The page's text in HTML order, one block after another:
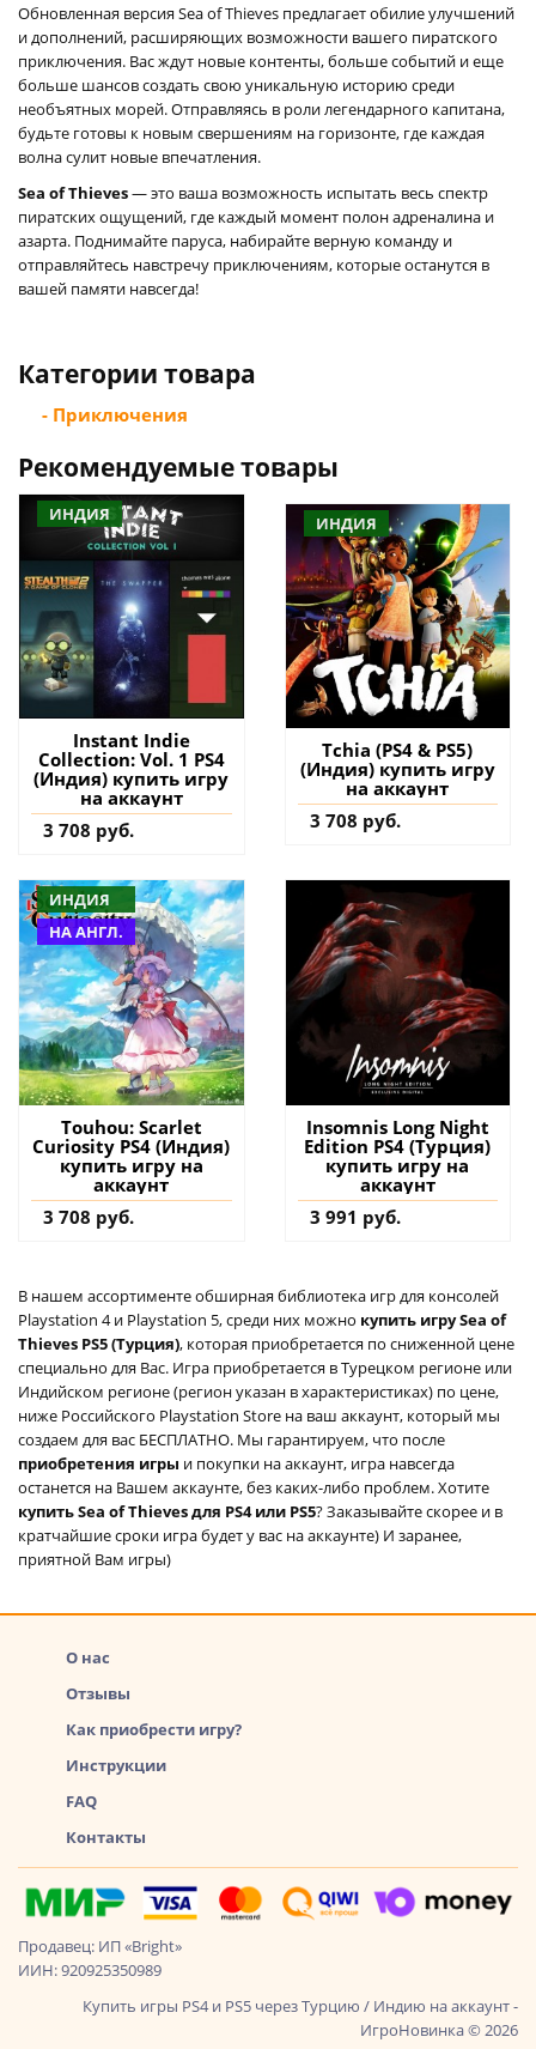
Обновленная версия Sea of Thieves предлагает обилие улучшений
и дополнений, расширяющих возможности вашего пиратского
приключения. Вас ждут новые контенты, больше событий и еще
больше шансов создать свою уникальную историю среди
необъятных морей. Отправляясь в роли легендарного капитана,
будьте готовы к новым свершениям на горизонте, где каждая
волна сулит новые впечатления.
Sea of Thieves— это ваша возможность испытать весь спектр
пиратских ощущений, где каждый момент полон адреналина и
азарта. Поднимайте паруса, набирайте верную команду и
отправляйтесь навстречу приключениям, которые останутся в
вашей памяти навсегда!
Категории товара
- Приключения
Рекомендуемые товары
ИНДИЯ
Instant Indie
Collection: Vol. 1 PS4
(Индия) купить игру
на аккаунт
3 708 руб.
ИНДИЯ
Tchia (PS4 & PS5)
(Индия) купить игру
на аккаунт
3 708 руб.
ИНДИЯ
НА АНГЛ.
Touhou: Scarlet
Curiosity PS4 (Индия)
купить игру на
аккаунт
3 708 руб.
Insomnis Long Night
Edition PS4 (Турция)
купить игру на
аккаунт
3 991 руб.
В нашем ассортименте обширная библиотека игр для консолей
Playstation 4 и Playstation 5, среди них можно купить игру Sea of
Thieves PS5 (Турция), которая приобретается по сниженной цене
специально для Вас. Игра приобретается в Турецком регионе или
Индийском регионе (регион указан в характеристиках) по цене,
ниже Российского Playstation Store на ваш аккаунт, который мы
создаем для вас БЕСПЛАТНО. Мы гарантируем, что после
приобретения игры и покупки на аккаунт, игра навсегда
останется на Вашем аккаунте, без каких-либо проблем. Хотите
купить Sea of Thieves для PS4 или PS5? Заказывайте скорее и в
кратчайшие сроки игра будет у вас на аккаунте) И заранее,
приятной Вам игры)
О нас
Отзывы
Как приобрести игру?
Инструкции
FAQ
Контакты
Продавец: ИП «Bright»
ИИН: 920925350989
Купить игры PS4 и PS5 через Турцию / Индию на аккаунт -
ИгроНовинка © 2026